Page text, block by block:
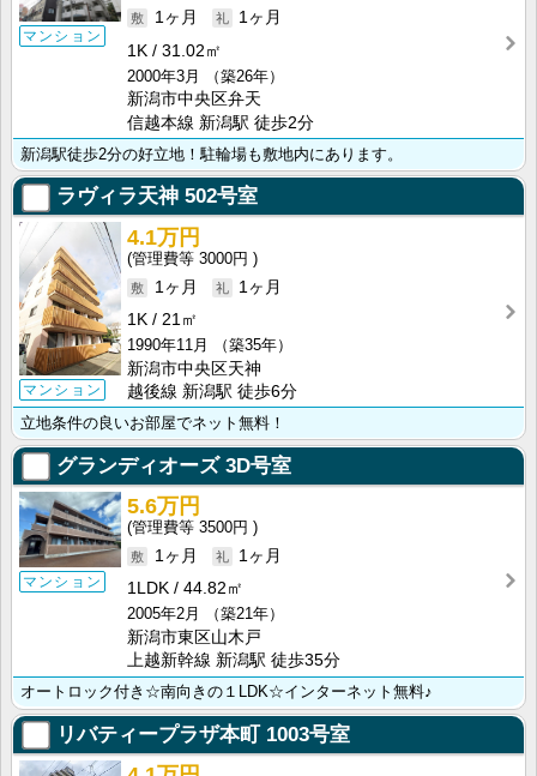
マンション
1ヶ月
1ヶ月
1K
31.02㎡
2000年3月
（築26年）
新潟市中央区弁天
信越本線 新潟駅 徒歩2分
新潟駅徒歩2分の好立地！駐輪場も敷地内にあります。
ラヴィラ天神 502号室
マンション
4.1万円
3000円
1ヶ月
1ヶ月
1K
21㎡
1990年11月
（築35年）
新潟市中央区天神
越後線 新潟駅 徒歩6分
立地条件の良いお部屋でネット無料！
グランディオーズ3D号室
マンション
5.6万円
3500円
1ヶ月
1ヶ月
1LDK
44.82㎡
2005年2月
（築21年）
新潟市東区山木戸
上越新幹線 新潟駅 徒歩35分
オートロック付き☆南向きの１LDK☆インターネット無料♪
リバティープラザ本町1003号室